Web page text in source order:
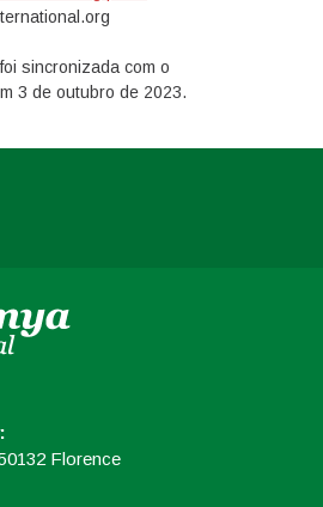
sincronizada com o
3 de outubro de 2023.
Florence